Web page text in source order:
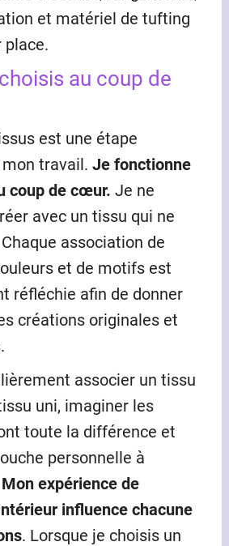
et matériel de tufting
place.
au coup de
est une étape
travail. Je fonctionne
coup de cœur. Je ne
avec un tissu qui ne
association de
et de motifs est
réfléchie afin de donner
créations originales et
associer un tissu
uni, imaginer les
toute la différence et
personnelle à
Mon expérience de
influence chacune
. Lorsque je choisis un